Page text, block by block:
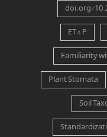
doi.org/
ET & P
Familiarity
Plant Stomata
Soil